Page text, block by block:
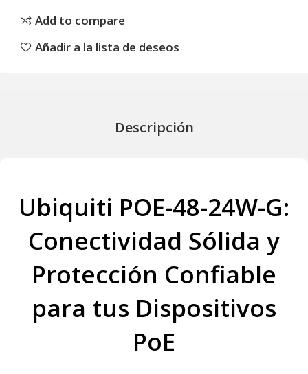
Add to compare
Añadir a la lista de deseos
Descripción
Ubiquiti POE-48-24W-G:
Conectividad Sólida y
Protección Confiable
para tus Dispositivos
PoE